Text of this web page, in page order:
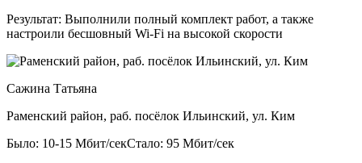
Результат: Выполнили полный комплект работ, а также
настроили бесшовный Wi-Fi на высокой скорости
Сажина Татьяна
Раменский район, раб. посёлок Ильинский, ул. Ким
Было: 10-15 Мбит/секСтало: 95 Мбит/сек